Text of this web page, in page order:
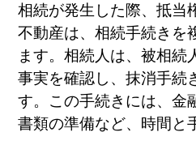
相続が発生した際、抵当
不動産は、相続手続きを
ます。相続人は、被相続
事実を確認し、抹消手続
す。この手続きには、金
書類の準備など、時間と